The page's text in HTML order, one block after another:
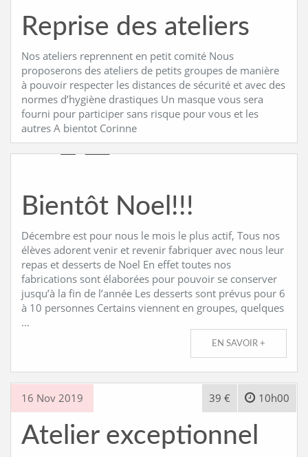
Reprise des ateliers
Nos ateliers reprennent en petit comité Nous
proposerons des ateliers de petits groupes de manière
à pouvoir respecter les distances de sécurité et avec des
normes d’hygiène drastiques Un masque vous sera
fourni pour participer sans risque pour vous et les
autres A bientot Corinne
Bientôt Noel!!!
Décembre est pour nous le mois le plus actif, Tous nos
élèves adorent venir et revenir fabriquer avec nous leur
repas et desserts de Noel En effet toutes nos
fabrications sont élaborées pour pouvoir se conserver
jusqu’à la fin de l’année Les desserts sont prévus pour 6
à 10 personnes Certains viennent en groupes, quelques
…
EN SAVOIR +
16 Nov 2019 10h00
39 €
Atelier exceptionnel